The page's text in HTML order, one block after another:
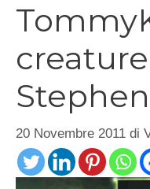
20 Novembre 2011 di